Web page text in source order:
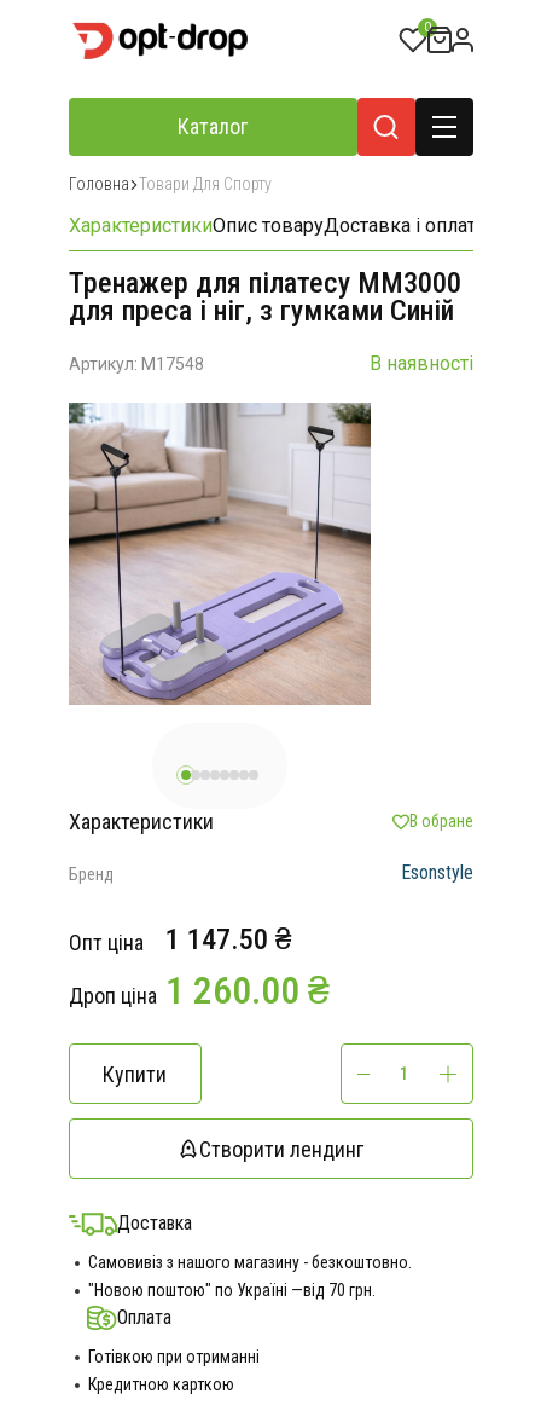
0
Каталог
Головна Товари Для Спорту
ХарактеристикиОпис товаруДоставка і оплата
Тренажер для пілатесу MM3000
для преса і ніг, з гумками Синій
Артикул: M17548 В наявності
Характеристики В обране
Бренд Esonstyle
Опт ціна 1 147.50 ₴
Дроп ціна 1 260.00 ₴
Купити
Створити лендинг
Доставка
Самовивіз з нашого магазину - безкоштовно.
"Новою поштою" по Україні —від 70 грн.
Оплата
Готівкою при отриманні
Кредитною карткою